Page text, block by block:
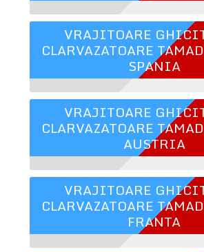
VRAJITOARE
CLARVAZATOARE
SPANIA
VRAJITOARE
CLARVAZATOARE
AUSTRIA
VRAJITOARE
CLARVAZATOARE
FRANTA